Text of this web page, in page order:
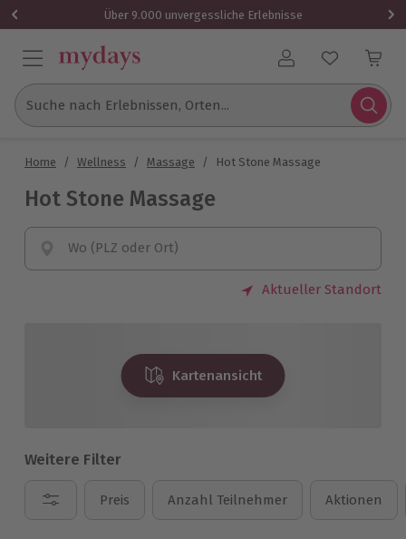
Über 9.000 unvergessliche Erlebnisse
Benutzerkonto
Suche nach Erlebnissen, Orten...
Home / Wellness / Massage / Hot Stone Massage
Hot Stone Massage
Wo (PLZ oder Ort)
Aktueller Standort
Kartenansicht
Weitere Filter
Preis Anzahl Teilnehmer Aktionen